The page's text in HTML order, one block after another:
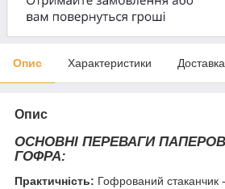
Опис Характеристики Доставка
Опис
ОСНОВНІ ПЕРЕВАГИ
ГОФРА:
Практичність: Гофрований стаканчик